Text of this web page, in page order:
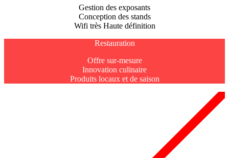
Gestion des exposants
Conception des stands
Wifi très Haute définition
Restauration
Offre sur-mesure
Innovation culinaire
Produits locaux et de saison